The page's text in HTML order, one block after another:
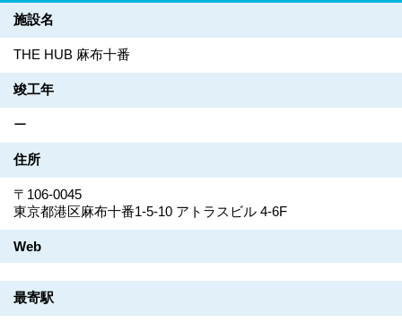
施設名
THE HUB 麻布十番
竣工年
ー
住所
〒106-0045
東京都港区麻布十番1-5-10 アトラスビル 4-6F
Web
最寄駅